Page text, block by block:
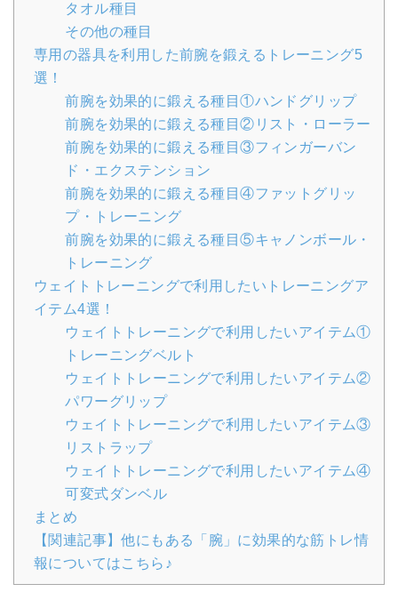
タオル種目
その他の種目
専用の器具を利用した前腕を鍛えるトレーニング5
選！
前腕を効果的に鍛える種目①ハンドグリップ
前腕を効果的に鍛える種目②リスト・ローラー
前腕を効果的に鍛える種目③フィンガーバン
ド・エクステンション
前腕を効果的に鍛える種目④ファットグリッ
プ・トレーニング
前腕を効果的に鍛える種目⑤キャノンボール・
トレーニング
ウェイトトレーニングで利用したいトレーニングア
イテム4選！
ウェイトトレーニングで利用したいアイテム①
トレーニングベルト
ウェイトトレーニングで利用したいアイテム②
パワーグリップ
ウェイトトレーニングで利用したいアイテム③
リストラップ
ウェイトトレーニングで利用したいアイテム④
可変式ダンベル
まとめ
【関連記事】他にもある「腕」に効果的な筋トレ情
報についてはこちら♪